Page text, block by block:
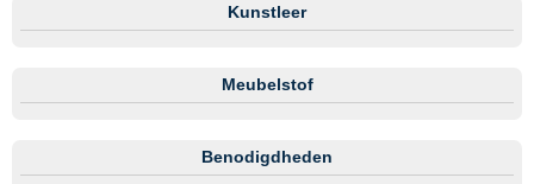
Kunstleer
Meubelstof
Benodigdheden